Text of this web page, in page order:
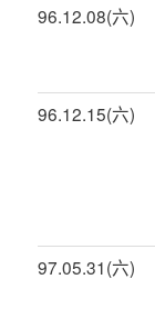
96.12.08(六)
96.12.15(六)
97.05.31(六)